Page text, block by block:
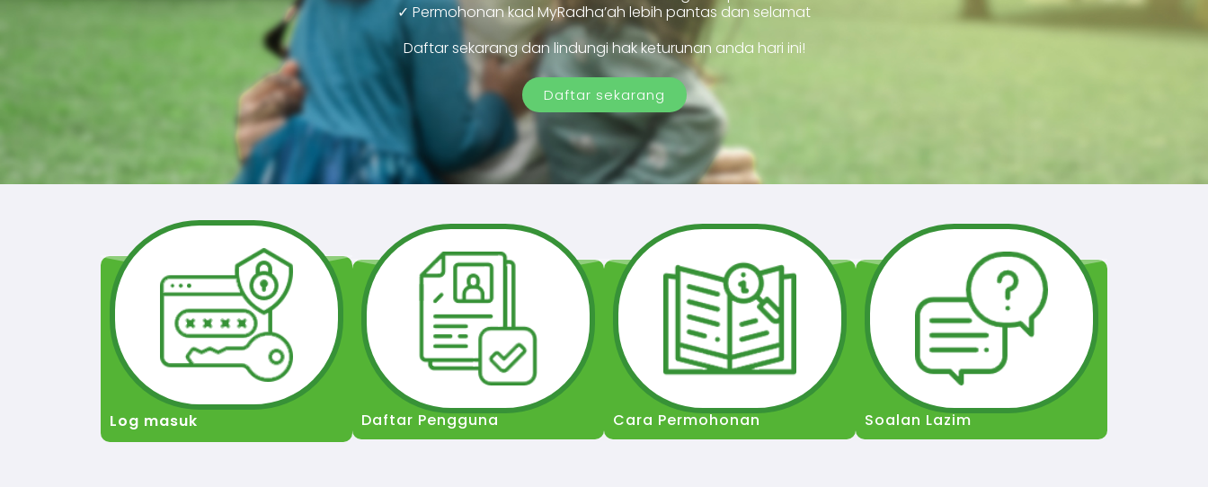
✓ Permohonan kad MyRadha’ah lebih pantas dan selamat
Daftar sekarang dan lindungi hak keturunan anda hari ini!
Daftar sekarang
Log masuk Daftar Pengguna Cara Permohonan Soalan Lazim